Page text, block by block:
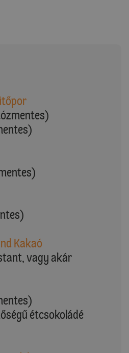
Kakaó
vagy akár
étcsokoládé